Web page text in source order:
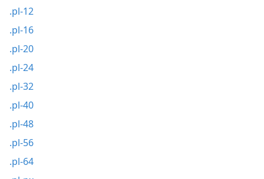
.pl-12
.pl-16
.pl-20
.pl-24
.pl-32
.pl-40
.pl-48
.pl-56
.pl-64